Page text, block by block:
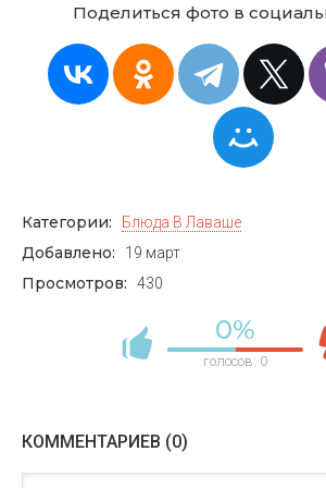
Поделиться фото в
Категории: Блюда В Лаваше
Добавлено: 19 март
Просмотров: 430
0%
голосов: 0
КОММЕНТАРИЕВ (0)